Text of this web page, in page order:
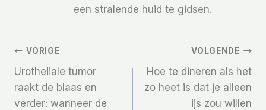
een stralende huid te gidsen.
Bericht
Navigatie
VORIGE
Urotheliale tumor
raakt de blaas en
verder: wanneer de
VOLGENDE
Hoe te dineren als het
zo heet is dat je alleen
ijs zou willen